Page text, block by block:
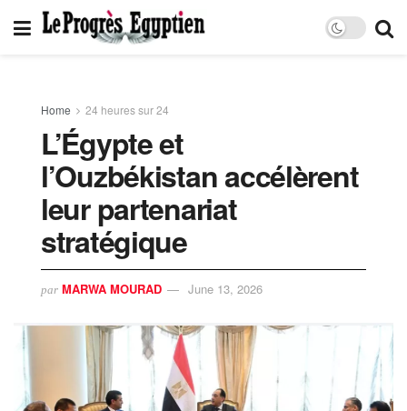
Home 24 heures sur 24
L’Égypte et
l’Ouzbékistan accélèrent
leur partenariat
stratégique
par MARWA MOURAD June 13, 2026